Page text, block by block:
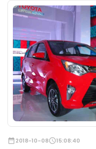
date_range2018-10-08schedule15:08:40